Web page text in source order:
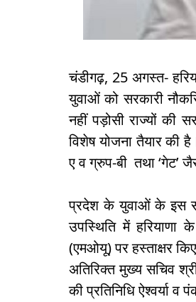
चंडीगढ़, 25 अगस्त-
युवाओं को सरकारी
नहीं पड़ोसी राज्यों की
विशेष योजना तैयार की
ए व ग्रुप-बी तथा ‘गेट’
प्रदेश के युवाओं के इस
उपस्थिति में
(एमओयू) पर हस्ताक्षर
अतिरिक्त मुख्य सचिव
की प्रतिनिधि ऐश्वर्या